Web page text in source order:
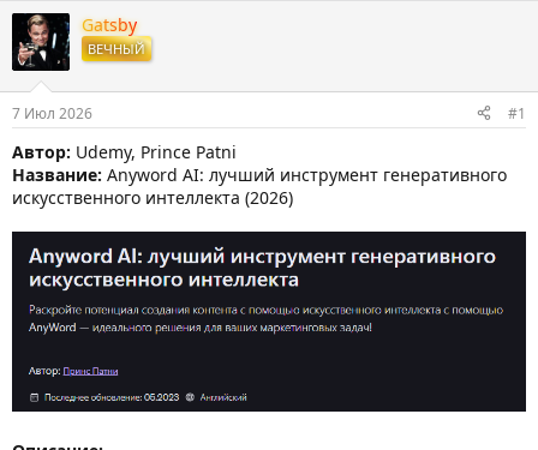
т
о
р
т
е
м
ы
т
а
н
а
л
а
Gatsby
ВЕЧНЫЙ
7 Июл 2026 #1
Автор: Udemy, Prince Patni
Название: Anyword AI: лучший инструмент генеративного
искусственного интеллекта (2026)